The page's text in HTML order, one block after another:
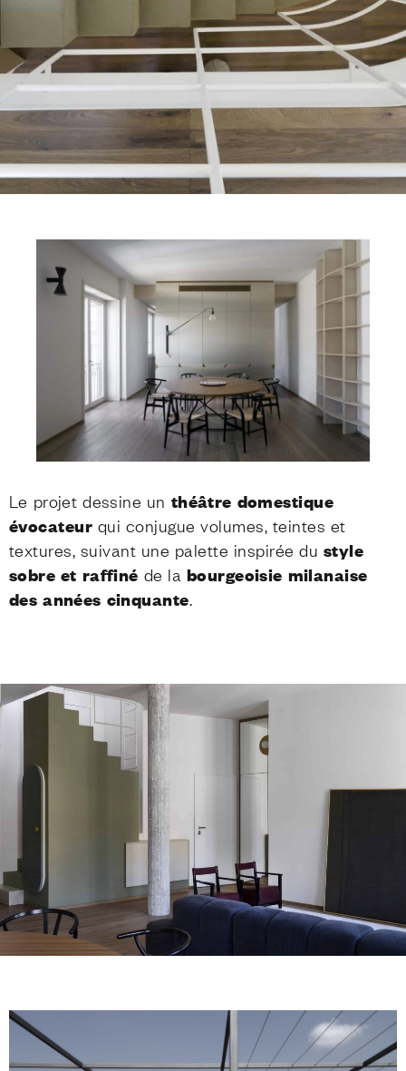
FINITIONS
SYSTÈMES
ENTERPRISE
SERVICES
TOUS LES PROJETS
CONTACTS
Le projet dessine un théâtre domestique
évocateur qui conjugue volumes, teintes et
textures, suivant une palette inspirée du style
sobre et raffiné de la bourgeoisie milanaise
des années cinquante.